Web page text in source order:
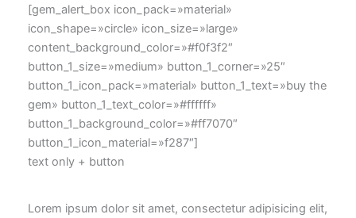
[gem_alert_box icon_pack=»material»
icon_shape=»circle» icon_size=»large»
content_background_color=»#f0f3f2″
button_1_size=»medium» button_1_corner=»25″
button_1_icon_pack=»material» button_1_text=»buy the
gem» button_1_text_color=»#ffffff»
button_1_background_color=»#ff7070″
button_1_icon_material=»f287″]
text only + button
Lorem ipsum dolor sit amet, consectetur adipisicing elit,